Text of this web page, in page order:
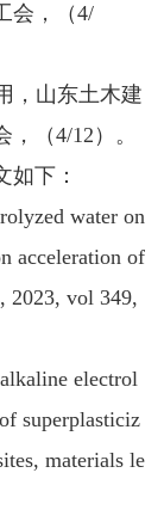
会，（4/
，山东土木建
（4/12）。
下：
water on
acceleration of
2023, vol 349,
electrol
superplasticiz
materials le